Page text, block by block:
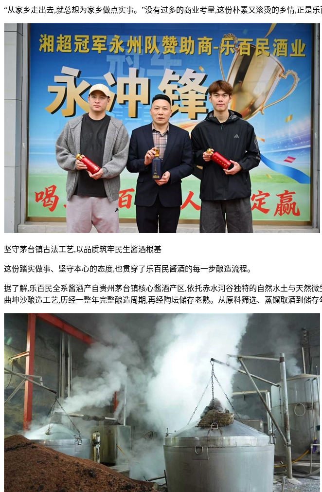
“从家乡走出去,就总想为家乡做点实事。”没有过多的商业考量,这份朴素又滚烫的乡情,正是乐
坚守茅台镇古法工艺,以品质筑牢民生酱酒根基
这份踏实做事、坚守本心的态度,也贯穿了乐百民酱酒的每一步酿造流程。
据了解,乐百民全系酱酒产自贵州茅台镇核心酱酒产区,依托赤水河谷独特的自然水土与天然
曲坤沙酿造工艺,历经一整年完整酿造周期,再经陶坛储存老熟。从原料筛选、蒸馏取酒到储